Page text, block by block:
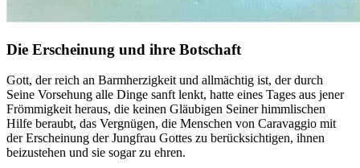
Die Erscheinung und ihre Botschaft
Gott, der reich an Barmherzigkeit und allmächtig ist, der durch
Seine Vorsehung alle Dinge sanft lenkt, hatte eines Tages aus jener
Frömmigkeit heraus, die keinen Gläubigen Seiner himmlischen
Hilfe beraubt, das Vergnügen, die Menschen von Caravaggio mit
der Erscheinung der Jungfrau Gottes zu berücksichtigen, ihnen
beizustehen und sie sogar zu ehren.